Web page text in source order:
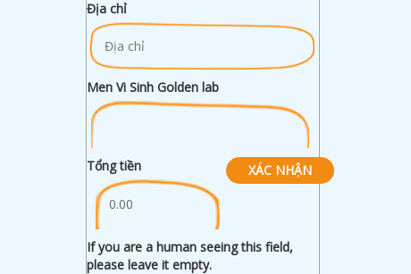
Địa chỉ
Men Vi Sinh Golden lab
Tổng tiền
0.00
If you are a human seeing this field,
please leave it empty.